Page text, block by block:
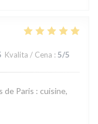
Kvalita / Cena : 5/5
de Paris : cuisine,